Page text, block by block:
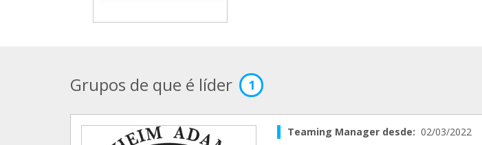
Grupos de que é líder 1
Teaming Manager desde: 02/03/2022